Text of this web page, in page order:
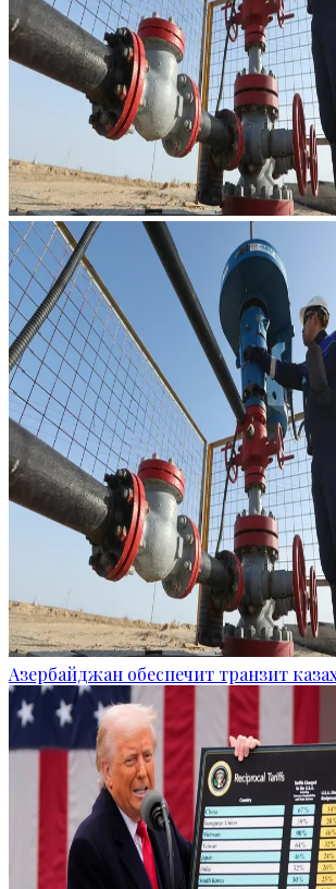
Азербайджан обеспечит транзит